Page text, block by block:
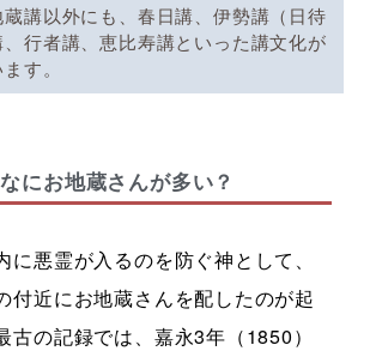
講以外にも、春日講、伊勢講（日待
行者講、恵比寿講といった講文化が
す。
にお地蔵さんが多い？
に悪霊が入るのを防ぐ神として、
付近にお地蔵さんを配したのが起
古の記録では、嘉永3年（1850）